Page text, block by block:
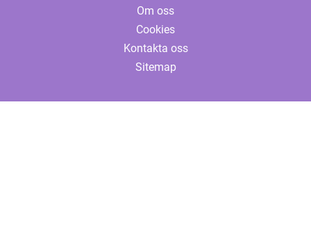
Om oss
Cookies
Kontakta oss
Sitemap